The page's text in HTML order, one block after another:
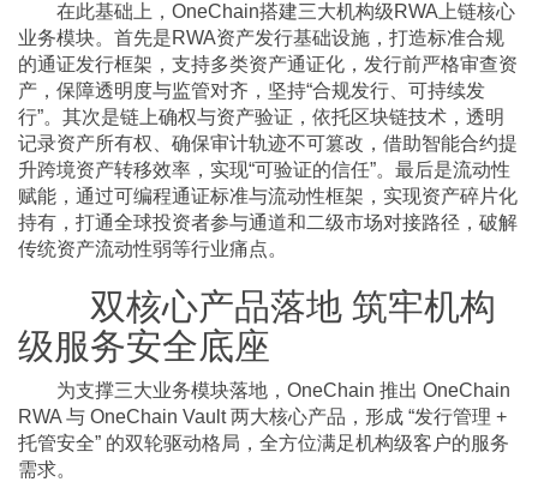
在此基础上，OneChain搭建三大机构级RWA上链核心
业务模块。首先是RWA资产发行基础设施，打造标准合规
的通证发行框架，支持多类资产通证化，发行前严格审查资
产，保障透明度与监管对齐，坚持“合规发行、可持续发
行”。其次是链上确权与资产验证，依托区块链技术，透明
记录资产所有权、确保审计轨迹不可篡改，借助智能合约提
升跨境资产转移效率，实现“可验证的信任”。最后是流动性
赋能，通过可编程通证标准与流动性框架，实现资产碎片化
持有，打通全球投资者参与通道和二级市场对接路径，破解
传统资产流动性弱等行业痛点。
双核心产品落地 筑牢机构
级服务安全底座
为支撑三大业务模块落地，OneChain 推出 OneChain
RWA 与 OneChain Vault 两大核心产品，形成 “发行管理 +
托管安全” 的双轮驱动格局，全方位满足机构级客户的服务
需求。